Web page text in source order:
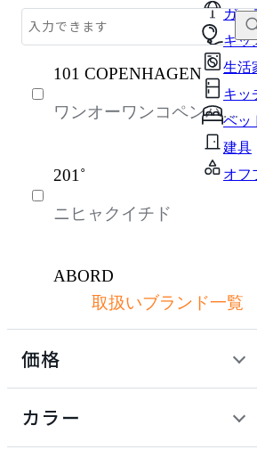
ガー
キッ
生活
キッ
ベッ
建具
オフ
収納家具
パーソナルブース・集中ブース
インテリア雑貨
ライト・照明
キッチン家電
101 COPENHAGEN
ワンオーワンコペンハー
201˚
ニヒャクイチド
ABORD
アボール
アクメファニチャー
取扱いブランド一覧
価格
カラー